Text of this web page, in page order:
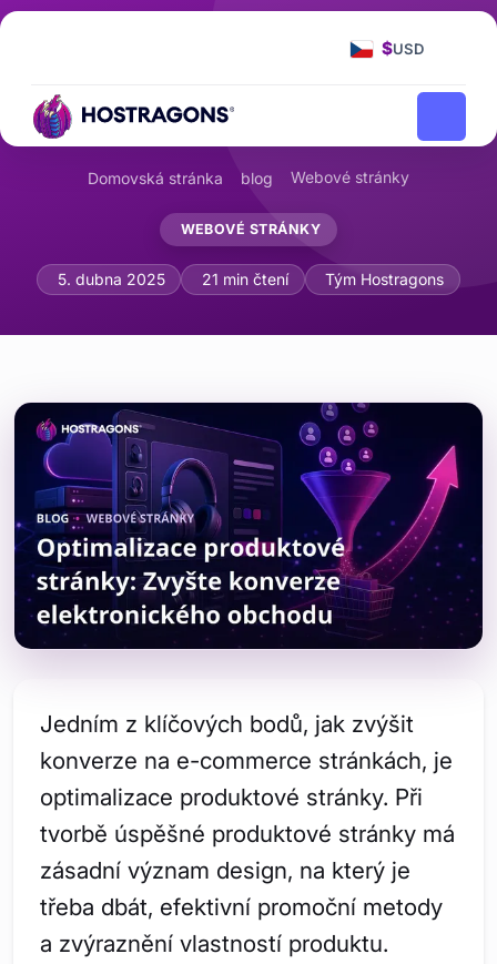
$USD
Domovská stránka blog Webové stránky
WEBOVÉ STRÁNKY
Optimalizace produktových stránek:
5. dubna 2025 21 min čtení Tým Hostragons
Jedním z klíčových bodů, jak zvýšit
konverze na e-commerce stránkách, je
optimalizace produktové stránky. Při
tvorbě úspěšné produktové stránky má
zásadní význam design, na který je
třeba dbát, efektivní promoční metody
a zvýraznění vlastností produktu.